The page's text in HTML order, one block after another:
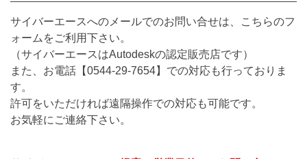
サイバーエースへのメールでのお問い合せは、こちらのフ
ォームをご利用下さい。
（サイバーエースはAutodeskの認定販売店です）
また、お電話【0544-29-7654】での対応も行っておりま
す。
許可をいただければ遠隔操作での対応も可能です。
お気軽にご連絡下さい。